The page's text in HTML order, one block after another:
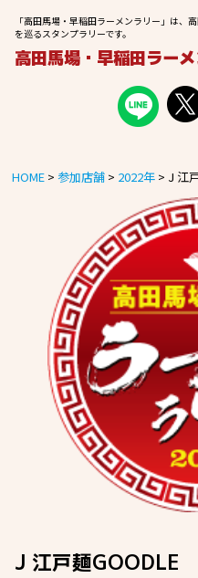
「高田馬場・早稲田ラーメンラリー」は、
を巡るスタンプラリーです。
高田馬場・早稲田ラー
HOME > 参加店舗 > 2022年 > J 江
J 江戸麺GOODLE